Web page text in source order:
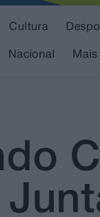
Cultura
Nacional Mais